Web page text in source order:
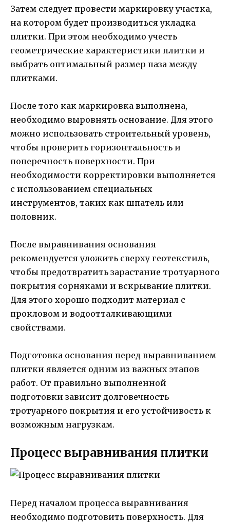
Затем следует провести маркировку участка,
на котором будет производиться укладка
плитки. При этом необходимо учесть
геометрические характеристики плитки и
выбрать оптимальный размер паза между
плитками.
После того как маркировка выполнена,
необходимо выровнять основание. Для этого
можно использовать строительный уровень,
чтобы проверить горизонтальность и
поперечность поверхности. При
необходимости корректировки выполняется
с использованием специальных
инструментов, таких как шпатель или
половник.
После выравнивания основания
рекомендуется уложить сверху геотекстиль,
чтобы предотвратить зарастание тротуарного
покрытия сорняками и вскрывание плитки.
Для этого хорошо подходит материал с
прокловом и водоотталкивающими
свойствами.
Подготовка основания перед выравниванием
плитки является одним из важных этапов
работ. От правильно выполненной
подготовки зависит долговечность
тротуарного покрытия и его устойчивость к
возможным нагрузкам.
Процесс выравнивания плитки
Перед началом процесса выравнивания
необходимо подготовить поверхность. Для